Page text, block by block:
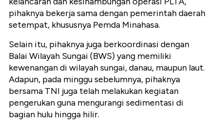
pihaknya bekerja sama dengan pemerintah daerah
setempat, khususnya Pemda Minahasa.
Selain itu, pihaknya juga berkoordinasi dengan
Balai Wilayah Sungai (BWS) yang memiliki
kewenangan di wilayah sungai, danau, maupun laut.
Adapun, pada minggu sebelumnya, pihaknya
bersama TNI juga telah melakukan kegiatan
pengerukan guna mengurangi sedimentasi di
bagian hulu hingga hilir.